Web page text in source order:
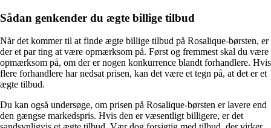
Sådan genkender du ægte billige tilbud
Når det kommer til at finde ægte billige tilbud på Rosalique-børsten, er
der et par ting at være opmærksom på. Først og fremmest skal du være
opmærksom på, om der er nogen konkurrence blandt forhandlere. Hvis
flere forhandlere har nedsat prisen, kan det være et tegn på, at det er et
ægte tilbud.
Du kan også undersøge, om prisen på Rosalique-børsten er lavere end
den gængse markedspris. Hvis den er væsentligt billigere, er det